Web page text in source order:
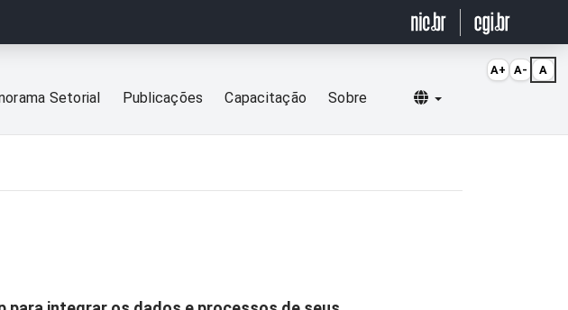
Setorial Publicações Capacitação Sobre Selecionar idioma
A+ A- A